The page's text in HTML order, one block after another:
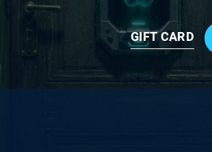
GIFT CARD